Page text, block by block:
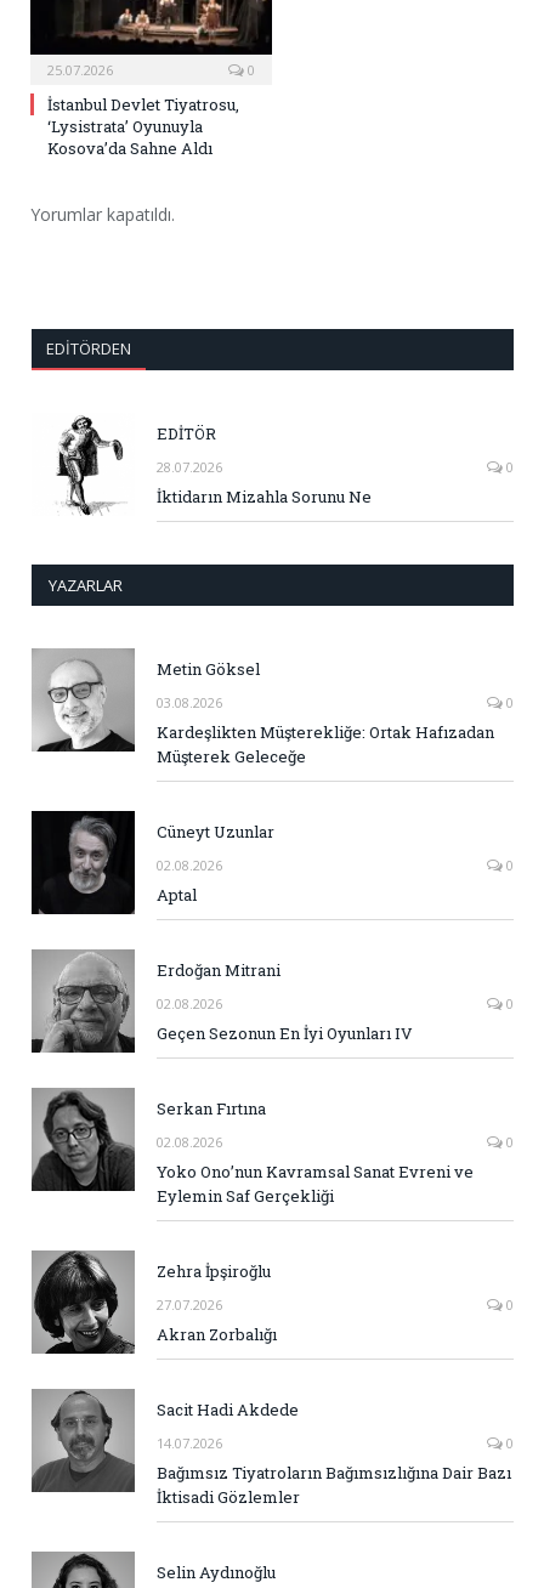
25.07.2026 0
İstanbul Devlet Tiyatrosu,
‘Lysistrata’ Oyunuyla
Kosova’da Sahne Aldı
Yorumlar kapatıldı.
EDITÖRDEN
EDİTÖR
28.07.2026 0
İktidarın Mizahla Sorunu Ne
YAZARLAR
Metin Göksel
03.08.2026 0
Kardeşlikten Müşterekliğe: Ortak Hafızadan
Müşterek Geleceğe
Cüneyt Uzunlar
02.08.2026 0
Aptal
Erdoğan Mitrani
02.08.2026 0
Geçen Sezonun En İyi Oyunları IV
Serkan Fırtına
02.08.2026 0
Yoko Ono’nun Kavramsal Sanat Evreni ve
Eylemin Saf Gerçekliği
Zehra İpşiroğlu
27.07.2026 0
Akran Zorbalığı
Sacit Hadi Akdede
14.07.2026 0
Bağımsız Tiyatroların Bağımsızlığına Dair Bazı
İktisadi Gözlemler
Selin Aydınoğlu